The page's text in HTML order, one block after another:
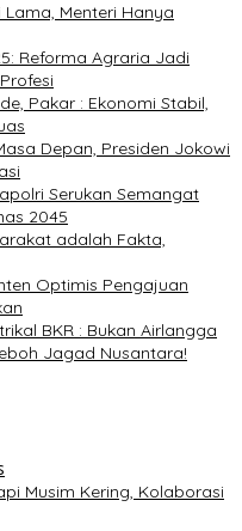
Lama, Menteri Hanya
Reforma Agraria Jadi
Pakar : Ekonomi Stabil,
Depan, Presiden Jokowi
Serukan Semangat
2045
adalah Fakta,
Optimis Pengajuan
BKR : Bukan Airlangga
Jagad Nusantara!
Musim Kering, Kolaborasi